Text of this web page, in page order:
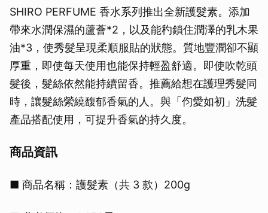
SHIRO PERFUME 香水系列推出全新護髮素。添加
帶來水潤保濕的蘆薈*2，以及能䄪鎖住潤澤的乳木果
油*3，使秀髮呈現柔順服貼的狀態。質地豐潤卻不顯
厚重，即使每天使用也能保持輕盈舒適。即使吹乾頭
髮後，髮絲依然能持續留香。推薦給想在護理秀髮同
時，讓髮絲縈繞馥郁香氣的人。與「伨愛如初」洗髮
產品搭配使用，可提升香氣的持久度。
商品資訊
■ 商品名稱：護髮素（共 3 款）200g